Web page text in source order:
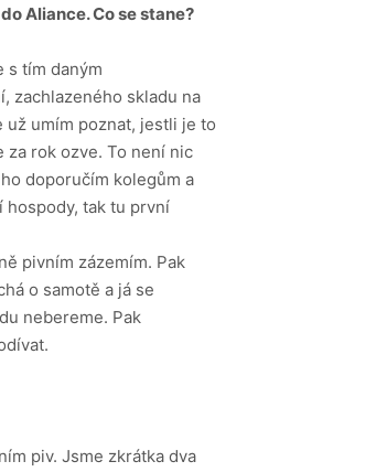
do Aliance. Co sestane?
s tím daným
zachlazeného skladu na
umím poznat, jestli je to
za rok ozve. To není nic
doporučím kolegům a
hospody, tak tu první
pivním zázemím. Pak
o samotě a já se
nebereme. Pak
piv. Jsme zkrátka dva